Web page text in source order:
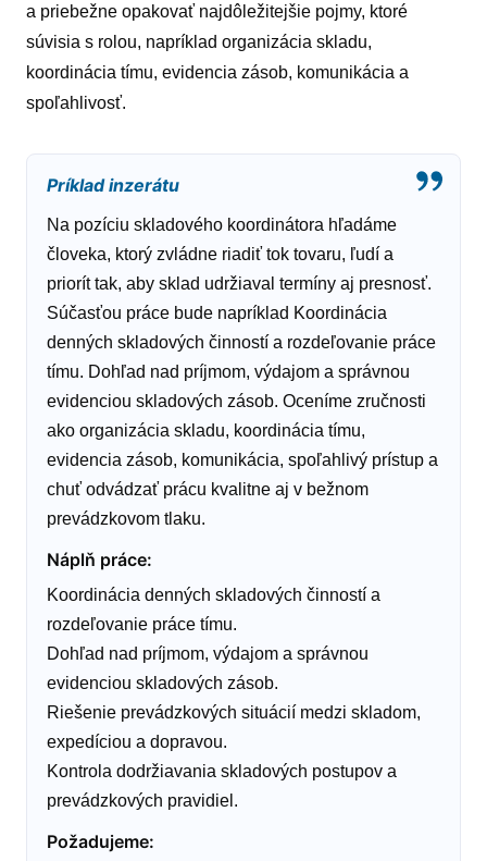
a priebežne opakovať najdôležitejšie pojmy, ktoré
súvisia s rolou, napríklad organizácia skladu,
koordinácia tímu, evidencia zásob, komunikácia a
spoľahlivosť.
Príklad inzerátu
Na pozíciu skladového koordinátora hľadáme
človeka, ktorý zvládne riadiť tok tovaru, ľudí a
priorít tak, aby sklad udržiaval termíny aj presnosť.
Súčasťou práce bude napríklad Koordinácia
denných skladových činností a rozdeľovanie práce
tímu. Dohľad nad príjmom, výdajom a správnou
evidenciou skladových zásob. Oceníme zručnosti
ako organizácia skladu, koordinácia tímu,
evidencia zásob, komunikácia, spoľahlivý prístup a
chuť odvádzať prácu kvalitne aj v bežnom
prevádzkovom tlaku.
Náplň práce:
Koordinácia denných skladových činností a
rozdeľovanie práce tímu.
Dohľad nad príjmom, výdajom a správnou
evidenciou skladových zásob.
Riešenie prevádzkových situácií medzi skladom,
expedíciou a dopravou.
Kontrola dodržiavania skladových postupov a
prevádzkových pravidiel.
Požadujeme: